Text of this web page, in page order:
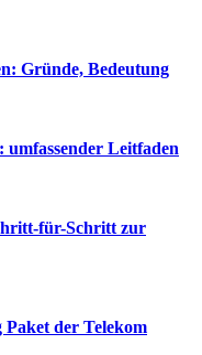
Gründe, Bedeutung
umfassender Leitfaden
für-Schritt zur
Paket der Telekom